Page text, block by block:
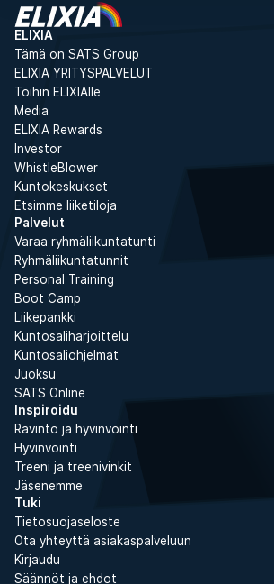
ELIXIA
Tämä on SATS Group
ELIXIA YRITYSPALVELUT
Töihin ELIXIAlle
Media
ELIXIA Rewards
Investor
WhistleBlower
Kuntokeskukset
Etsimme liiketiloja
Palvelut
Varaa ryhmäliikuntatunti
Ryhmäliikuntatunnit
Personal Training
Boot Camp
Liikepankki
Kuntosaliharjoittelu
Kuntosaliohjelmat
Juoksu
SATS Online
Inspiroidu
Ravinto ja hyvinvointi
Hyvinvointi
Treeni ja treenivinkit
Jäsenemme
Tuki
Tietosuojaseloste
Ota yhteyttä asiakaspalveluun
Kirjaudu
Säännöt ja ehdot